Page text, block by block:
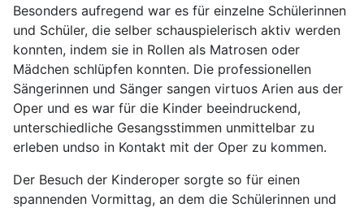
Besonders aufregend war es für einzelne Schülerinnen
und Schüler, die selber schauspielerisch aktiv werden
konnten, indem sie in Rollen als Matrosen oder
Mädchen schlüpfen konnten. Die professionellen
Sängerinnen und Sänger sangen virtuos Arien aus der
Oper und es war für die Kinder beeindruckend,
unterschiedliche Gesangsstimmen unmittelbar zu
erleben undso in Kontakt mit der Oper zu kommen.
Der Besuch der Kinderoper sorgte so für einen
spannenden Vormittag, an dem die Schülerinnen und